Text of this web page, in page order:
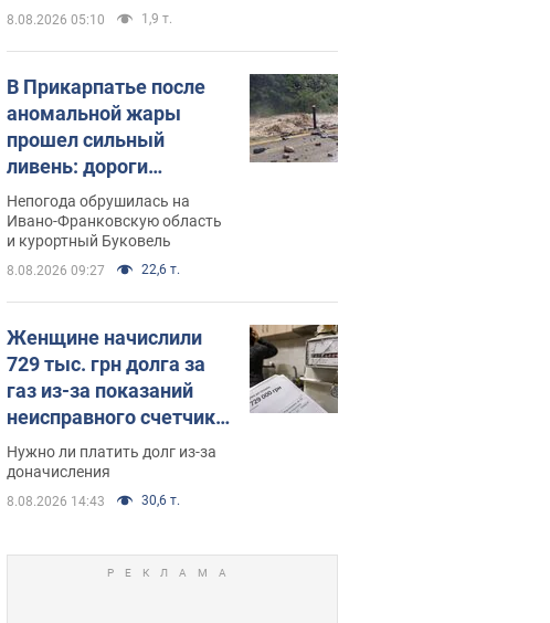
8.08.2026 05:10 1,9 т.
В Прикарпатье после
аномальной жары
прошел сильный
ливень: дороги
превратились в реки.
Видео
Непогода обрушилась на
Ивано-Франковскую область
и курортный Буковель
8.08.2026 09:27 22,6 т.
Женщине начислили
729 тыс. грн долга за
газ из-за показаний
неисправного счетчика:
судья вынес
неожиданное решение
Нужно ли платить долг из-за
доначисления
8.08.2026 14:43 30,6 т.